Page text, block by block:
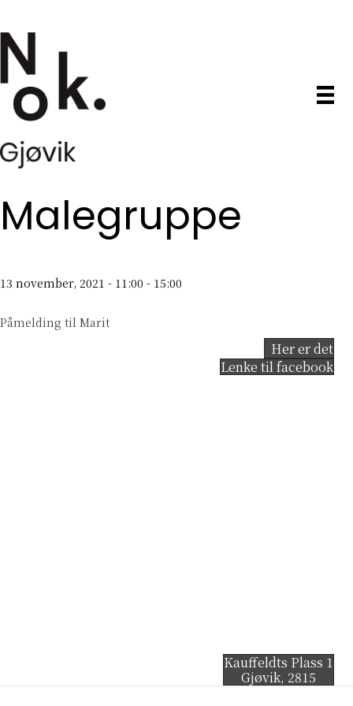
Malegruppe
13 november, 2021 - 11:00 - 15:00
Påmelding til Marit
Her er det
Lenke til facebook
Kauffeldts Plass 1
Gjøvik, 2815